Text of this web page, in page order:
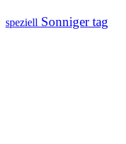
speziell Sonniger tag